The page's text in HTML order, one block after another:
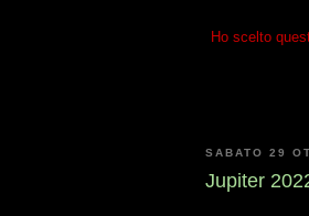
Ho scelto
SABATO 29
Jupiter